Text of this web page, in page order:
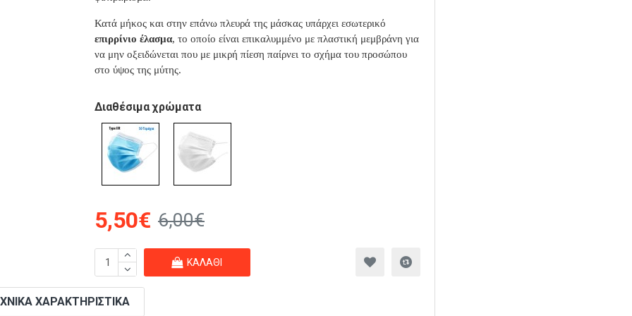
Κατά μήκος και στην επάνω πλευρά της μάσκας υπάρχει εσωτερικό
επιρρίνιο έλασμα, το οποίο είναι επικαλυμμένο με πλαστική μεμβράνη για
να μην οξειδώνεται που με μικρή πίεση παίρνει το σχήμα του προσώπου
στο ύψος της μύτης.
5,50€ 6,00€
Διαθέσιμα χρώματα
ΚΑΛΆΘΙ
ΧΑΡΑΚΤΗΡΙΣΤΙΚΆ